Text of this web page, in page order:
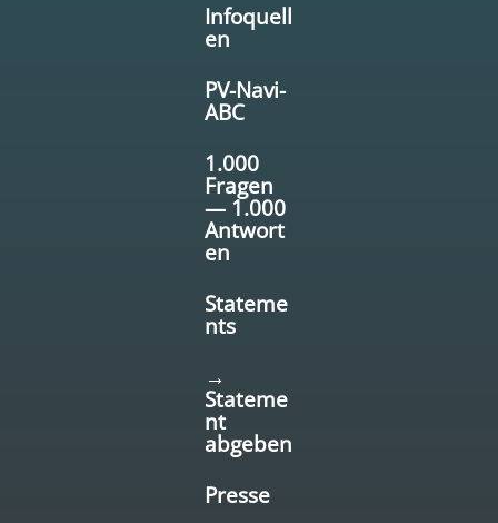
Infoquell
en
PV-Navi-
ABC
1.000
Fragen
— 1.000
Antwort
en
Stateme
nts
→
Stateme
nt
abgeben
Presse